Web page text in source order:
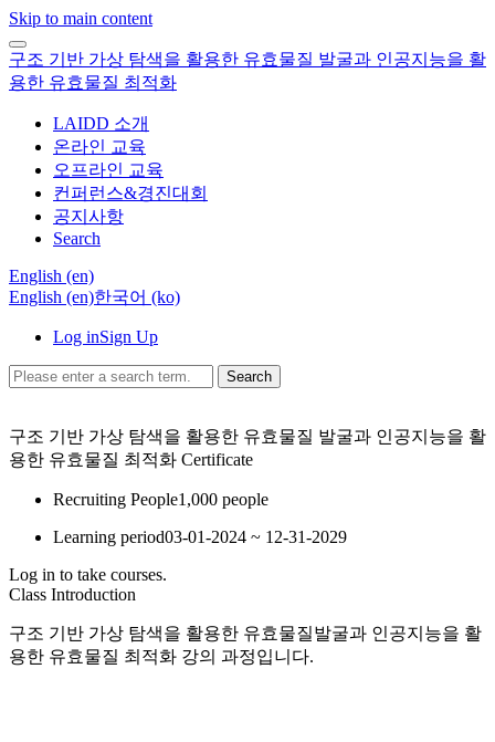
Skip to main content
구조 기반 가상 탐색을 활용한 유효물질 발굴과 인공지능을 활
용한 유효물질 최적화
LAIDD 소개
온라인 교육
오프라인 교육
컨퍼런스&경진대회
공지사항
Search
English ‎(en)‎
English ‎(en)‎한국어 ‎(ko)‎
Log inSign Up
Search
구조 기반 가상 탐색을 활용한 유효물질 발굴과 인공지능을 활
용한 유효물질 최적화 Certificate
Recruiting People1,000 people
Learning period03-01-2024 ~ 12-31-2029
Log in to take courses.
Class Introduction
구조 기반 가상 탐색을 활용한 유효물질발굴과 인공지능을 활
용한 유효물질 최적화 강의 과정입니다.